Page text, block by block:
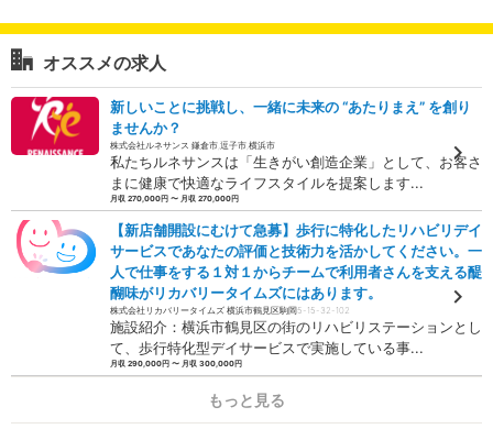
オススメの求人
新しいことに挑戦し、一緒に未来の “あたりまえ” を創り
ませんか？
株式会社ルネサンス 鎌倉市,逗子市,横浜市
私たちルネサンスは「生きがい創造企業」として、お客さ
まに健康で快適なライフスタイルを提案します...
月収 270,000円 〜 月収 270,000円
【新店舗開設にむけて急募】歩行に特化したリハビリデイ
サービスであなたの評価と技術力を活かしてください。一
人で仕事をする１対１からチームで利用者さんを支える醍
醐味がリカバリータイムズにはあります。
株式会社リカバリータイムズ 横浜市鶴見区駒岡5-15-32-102
施設紹介：横浜市鶴見区の街のリハビリステーションとし
て、歩行特化型デイサービスで実施している事...
月収 290,000円 〜 月収 300,000円
もっと見る